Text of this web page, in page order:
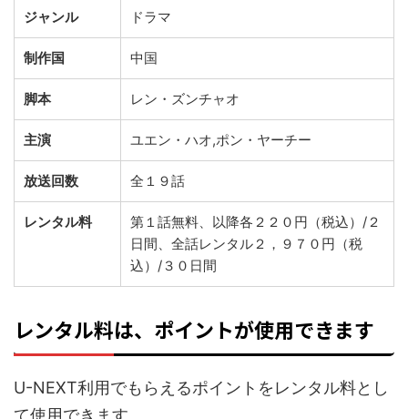
ジャンル ドラマ
制作国 中国
脚本 レン・ズンチャオ
主演 ユエン・ハオ,ポン・ヤーチー
放送回数 全１９話
レンタル料
第１話無料、以降各２２０円（税込）/２
日間、全話レンタル２，９７０円（税
込）/３０日間
レンタル料は、ポイントが使用できます
U-NEXT利用でもらえるポイントをレンタル料とし
て使用できます。